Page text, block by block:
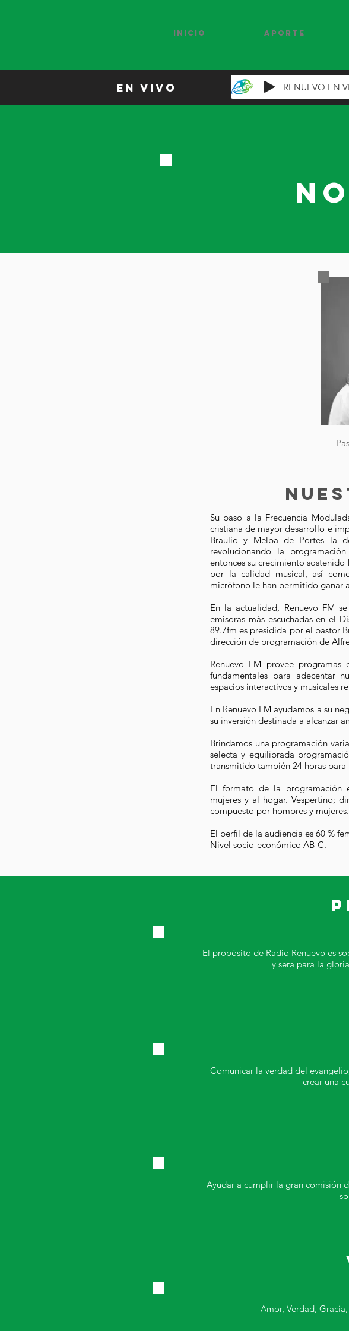
Inicio APORTE
en vivo RENUEVO EN
Su paso a la Frecuencia
cristiana de mayor desarrollo e
Braulio y Melba de Portes la
revolucionando la
entonces su crecimiento
por la calidad musical, así
micrófono le han permitido ganar
En la actualidad, Renuevo FM
emisoras más escuchadas en el
89.7fm es presidida por el pastor
dirección de programación de
Renuevo FM provee
fundamentales para adecentar
espacios interactivos y musicales
En Renuevo FM ayudamos a su
su inversión destinada a alcanzar
Brindamos una programación
selecta y equilibrada
transmitido también 24 horas
El formato de la programación
mujeres y al hogar. Vespertino;
compuesto por hombres y mujeres.
​El perfil de la audiencia es 60 %
Nivel socio-económico AB-C.
El propósito de Radio Renuevo es
y sera para la
Comunicar la verdad del
crear una
Ayudar a cumplir la gran comisión
Amor, Verdad,